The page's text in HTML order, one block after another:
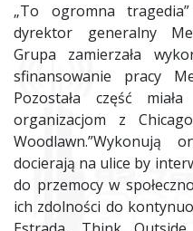
„To ogromna
dyrektor generalny
Grupa zamierzała
sfinansowanie pracy
Pozostała część
organizacjom z
docierają na ulice by
do przemocy w
ich zdolności do